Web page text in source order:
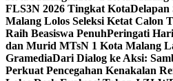
FLS3N 2026 Tingkat KotaDelapan
Malang Lolos Seleksi Ketat Calon
Raih Beasiswa PenuhPeringati
dan Murid MTsN 1 Kota Malang
GramediaDari Dialog ke Aksi:
Perkuat Pencegahan Kenakalan